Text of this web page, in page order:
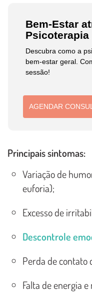
Bem-Estar
Psicoterapia
Descubra como a
bem-estar geral.
sessão!
AGENDAR
Principais sintomas:
Variação de
euforia);
Excesso de
Descontrole
Perda de contato
Falta de energia